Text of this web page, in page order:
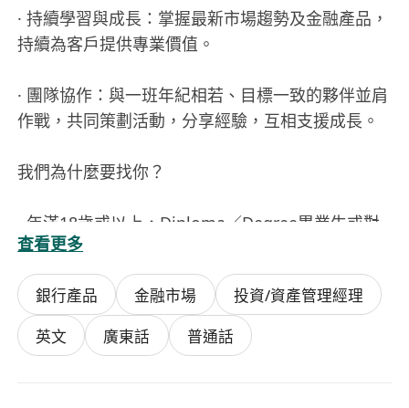
· 持續學習與成長：掌握最新市場趨勢及金融產品，
持續為客戶提供專業價值。
· 團隊協作：與一班年紀相若、目標一致的夥伴並肩
作戰，共同策劃活動，分享經驗，互相支援成長。
我們為什麼要找你？
· 年滿18歲或以上，Diploma／Degree畢業生或對
現職不滿想轉跑道均可。
· 充滿熱誠，渴望學習新事物，不懼怕挑戰。
· 喜歡與人溝通，願意幫助他人達成目標。
查看更多
銀行產品 金融市場
投資/資產管理經理
英文
廣東話 普通話